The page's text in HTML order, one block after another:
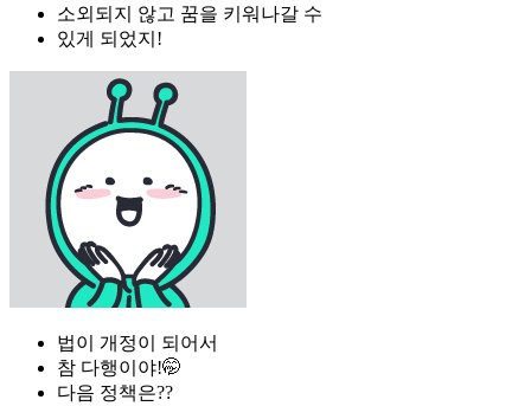
소외되지 않고 꿈을 키워나갈 수
있게 되었지!
법이 개정이 되어서
참 다행이야!🤭
다음 정책은??